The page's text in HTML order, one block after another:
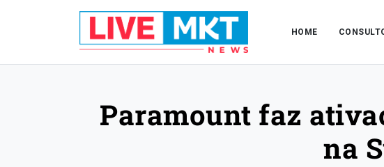
HOME
Paramount faz
na